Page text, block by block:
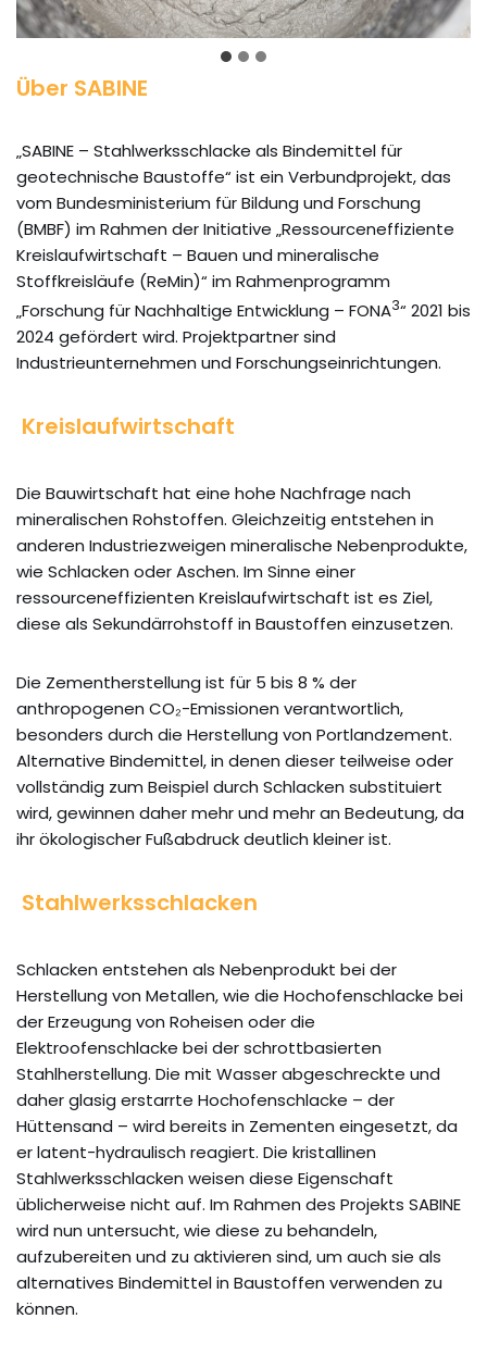
Über SABINE
„SABINE – Stahlwerksschlacke als Bindemittel für
geotechnische Baustoffe“ ist ein Verbundprojekt, das
vom Bundesministerium für Bildung und Forschung
(BMBF) im Rahmen der Initiative „Ressourceneffiziente
Kreislaufwirtschaft – Bauen und mineralische
Stoffkreisläufe (ReMin)“ im Rahmenprogramm
„Forschung für Nachhaltige Entwicklung – FONA3“ 2021 bis
2024 gefördert wird. Projektpartner sind
Industrieunternehmen und Forschungseinrichtungen.
Kreislaufwirtschaft
Die Bauwirtschaft hat eine hohe Nachfrage nach
mineralischen Rohstoffen. Gleichzeitig entstehen in
anderen Industriezweigen mineralische Nebenprodukte,
wie Schlacken oder Aschen. Im Sinne einer
ressourceneffizienten Kreislaufwirtschaft ist es Ziel,
diese als Sekundärrohstoff in Baustoffen einzusetzen.
Die Zementherstellung ist für 5 bis 8 % der
anthropogenen CO₂-Emissionen verantwortlich,
besonders durch die Herstellung von Portlandzement.
Alternative Bindemittel, in denen dieser teilweise oder
vollständig zum Beispiel durch Schlacken substituiert
wird, gewinnen daher mehr und mehr an Bedeutung, da
ihr ökologischer Fußabdruck deutlich kleiner ist.
Stahlwerksschlacken
Schlacken entstehen als Nebenprodukt bei der
Herstellung von Metallen, wie die Hochofenschlacke bei
der Erzeugung von Roheisen oder die
Elektroofenschlacke bei der schrottbasierten
Stahlherstellung. Die mit Wasser abgeschreckte und
daher glasig erstarrte Hochofenschlacke – der
Hüttensand – wird bereits in Zementen eingesetzt, da
er latent-hydraulisch reagiert. Die kristallinen
Stahlwerksschlacken weisen diese Eigenschaft
üblicherweise nicht auf. Im Rahmen des Projekts SABINE
wird nun untersucht, wie diese zu behandeln,
aufzubereiten und zu aktivieren sind, um auch sie als
alternatives Bindemittel in Baustoffen verwenden zu
können.